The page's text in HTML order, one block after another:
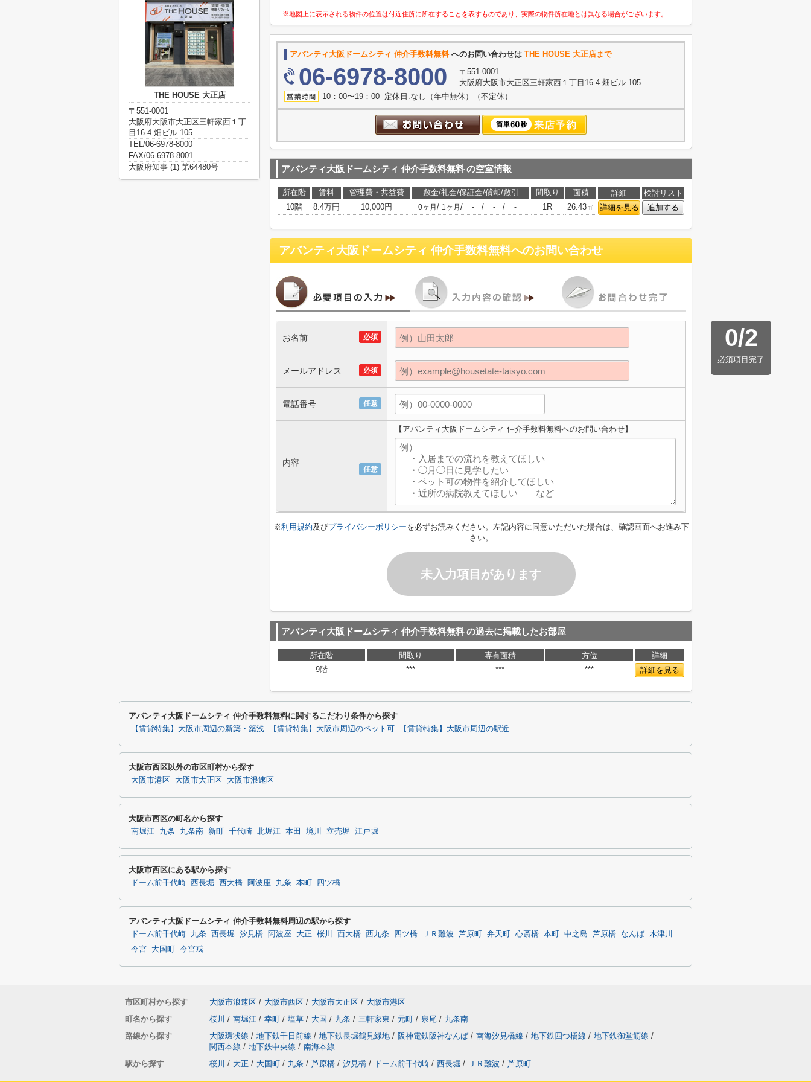
※地図上に表示される物件の位置は付近住所に所在することを表すものであり、実際の物件所在地とは異なる場合がございます。
アバンティ大阪ドームシティ 仲介手数料無料へのお問い合わせは THE HOUSE 大正店まで
06-6978-8000
〒551-0001
大阪府大阪市大正区三軒家西１丁目16-4 畑ビル 105
10：00〜19：00 定休日:なし（年中無休）（不定休）
アバンティ大阪ドームシティ 仲介手数料無料の空室情報
所在階 賃料 管理費・共益費 敷金/礼金/保証金/償却/敷引 間取り 面積 詳細
検討リスト
10階
8.4万円 10,000円 0ヶ月 / 1ヶ月 / - / - / - 1R 26.43㎡ 詳細を見る 追加する
アバンティ大阪ドームシティ 仲介手数料無料へのお問い合わせ
0/2
必須項目完了
必須
お名前
必須
メールアドレス
任意
電話番号
任意
内容
【アバンティ大阪ドームシティ 仲介手数料無料へのお問い合わせ】
※利用規約及びプライバシーポリシーを必ずお読みください。左記内容に同意いただいた場合は、確認画面へお進み下
さい。
未入力項目があります
アバンティ大阪ドームシティ 仲介手数料無料の過去に掲載したお部屋
所在階 間取り 専有面積 方位
詳細
9階
*** *** *** 詳細を見る
THE HOUSE 大正店
〒551-0001
大阪府大阪市大正区三軒家西１丁
目16-4 畑ビル 105
TEL/06-6978-8000
FAX/06-6978-8001
大阪府知事 (1) 第64480号
アバンティ大阪ドームシティ 仲介手数料無料に関するこだわり条件から探す
【賃貸特集】大阪市周辺の新築・築浅 【賃貸特集】大阪市周辺のペット可 【賃貸特集】大阪市周辺の駅近
大阪市西区以外の市区町村から探す
大阪市港区 大阪市大正区 大阪市浪速区
大阪市西区の町名から探す
南堀江 九条 九条南 新町 千代崎 北堀江 本田 境川 立売堀 江戸堀
大阪市西区にある駅から探す
ドーム前千代崎 西長堀 西大橋 阿波座 九条 本町 四ツ橋
アバンティ大阪ドームシティ 仲介手数料無料周辺の駅から探す
ドーム前千代崎 九条 西長堀 汐見橋 阿波座 大正 桜川 西大橋 西九条 四ツ橋 ＪＲ難波 芦原町 弁天町 心斎橋 本町 中之島 芦原橋 なんば 木津川
今宮
大国町 今宮戎
市区町村から探す 大阪市浪速区 / 大阪市西区 / 大阪市大正区 / 大阪市港区
町名から探す
桜川 / 南堀江 / 幸町 / 塩草 / 大国 / 九条 / 三軒家東 / 元町 / 泉尾 / 九条南
路線から探す
大阪環状線 / 地下鉄千日前線 / 地下鉄長堀鶴見緑地 / 阪神電鉄阪神なんば / 南海汐見橋線 / 地下鉄四つ橋線 / 地下鉄御堂筋線 /
関西本線 / 地下鉄中央線 / 南海本線
駅から探す
桜川 / 大正 / 大国町 / 九条 / 芦原橋 / 汐見橋 / ドーム前千代崎 / 西長堀 / ＪＲ難波 / 芦原町